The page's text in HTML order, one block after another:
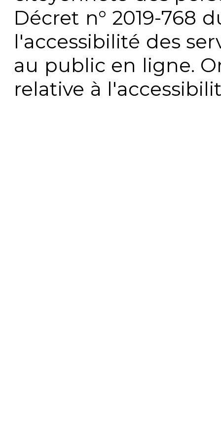
Décret n° 2019-768
l'accessibilité des
au public en ligne.
relative à